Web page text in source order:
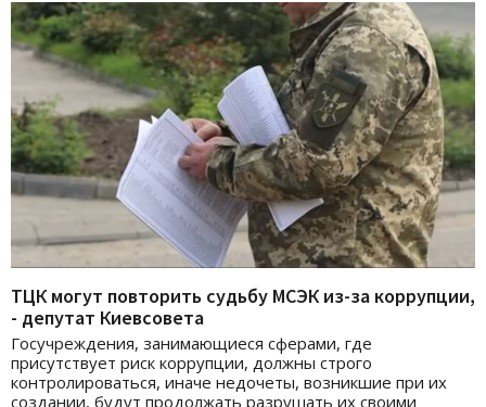
ТЦК могут повторить судьбу МСЭК из-за коррупции,
- депутат Киевсовета
Госучреждения, занимающиеся сферами, где
присутствует риск коррупции, должны строго
контролироваться, иначе недочеты, возникшие при их
создании, будут продолжать разрушать их своими